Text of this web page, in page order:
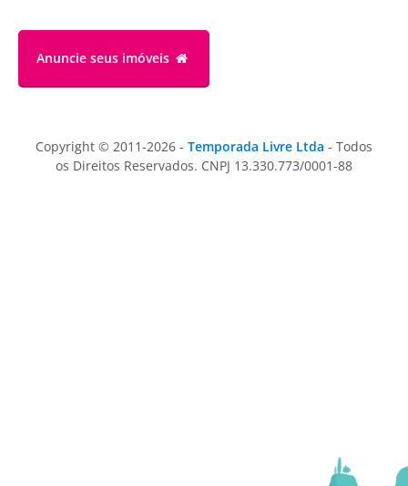
Anuncie seus imóveis
Copyright © 2011-2026 - Temporada Livre Ltda - Todos
os Direitos Reservados. CNPJ 13.330.773/0001-88